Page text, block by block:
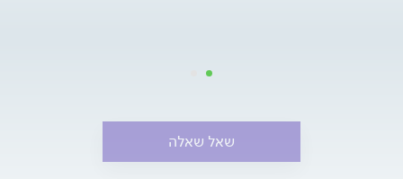
שאל שאלה